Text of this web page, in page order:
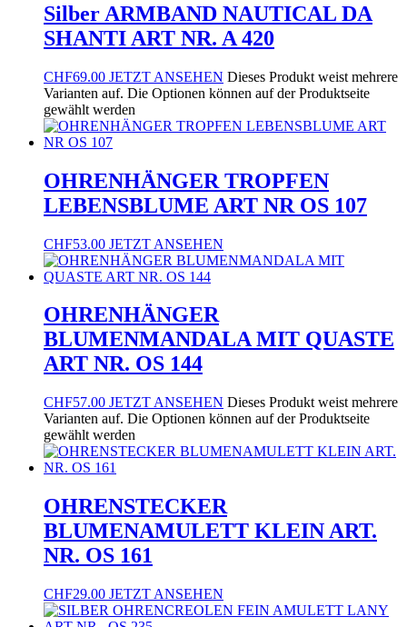
Silber ARMBAND NAUTICAL DA
SHANTI ART NR. A 420
CHF69.00 JETZT ANSEHEN Dieses Produkt weist mehrere
Varianten auf. Die Optionen können auf der Produktseite
gewählt werden
OHRENHÄNGER TROPFEN
LEBENSBLUME ART NR OS 107
CHF53.00 JETZT ANSEHEN
OHRENHÄNGER
BLUMENMANDALA MIT QUASTE
ART NR. OS 144
CHF57.00 JETZT ANSEHEN Dieses Produkt weist mehrere
Varianten auf. Die Optionen können auf der Produktseite
gewählt werden
OHRENSTECKER
BLUMENAMULETT KLEIN ART.
NR. OS 161
CHF29.00 JETZT ANSEHEN